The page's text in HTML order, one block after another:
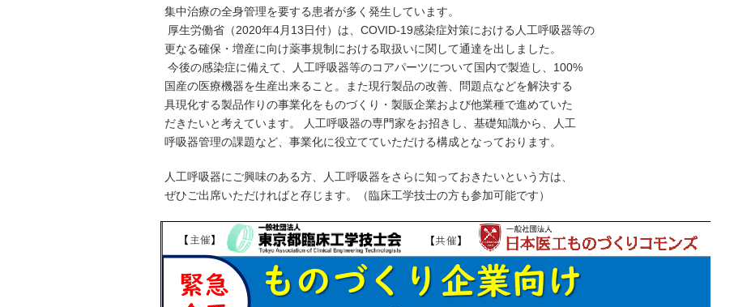
集中治療の全身管理を要する患者が多く発生しています。
厚生労働省（2020年4月13日付）は、COVID-19感染症対策における人工呼吸器等の
更なる確保・増産に向け薬事規制における取扱いに関して通達を出しました。
今後の感染症に備えて、人工呼吸器等のコアパーツについて国内で製造し、100%
国産の医療機器を生産出来ること。また現行製品の改善、問題点などを解決する
具現化する製品作りの事業化をものづくり・製販企業および他業種で進めていた
だきたいと考えています。 人工呼吸器の専門家をお招きし、基礎知識から、人工
呼吸器管理の課題など、事業化に役立てていただける構成となっております。
人工呼吸器にご興味のある方、人工呼吸器をさらに知っておきたいという方は、
ぜひご出席いただければと存じます。（臨床工学技士の方も参加可能です）